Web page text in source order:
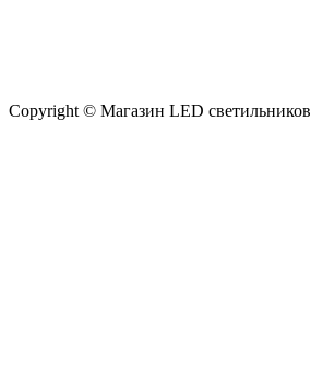
Copyright © Магазин LED светильников